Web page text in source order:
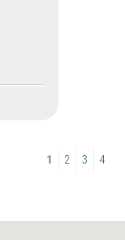
1 2 3 4